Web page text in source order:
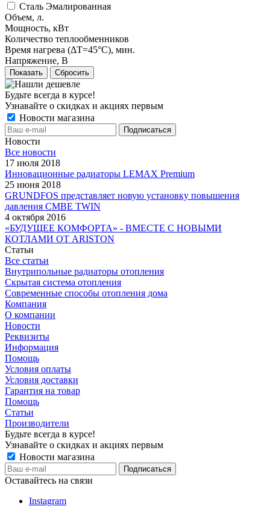
Сталь Эмалированная
Объем, л.
Мощность, кВт
Количество теплообменников
Время нагрева (ΔT=45°С), мин.
Напряжение, В
Сбросить
Будьте всегда в курсе!
Узнавайте о скидках и акциях первым
Новости магазина
Новости
Все новости
17 июля 2018
Инновационные радиаторы LEMAX Premium
25 июня 2018
GRUNDFOS представляет новую установку повышения
давления CMBE TWIN
4 октября 2016
«БУДУЩЕЕ КОМФОРТА» - ВМЕСТЕ С НОВЫМИ
КОТЛАМИ ОТ ARISTON
Статьи
Все статьи
Внутрипольные радиаторы отопления
Скрытая система отопления
Современные способы отопления дома
Компания
О компании
Новости
Реквизиты
Информация
Помощь
Условия оплаты
Условия доставки
Гарантия на товар
Помощь
Статьи
Производители
Будьте всегда в курсе!
Узнавайте о скидках и акциях первым
Новости магазина
Оставайтесь на связи
Instagram